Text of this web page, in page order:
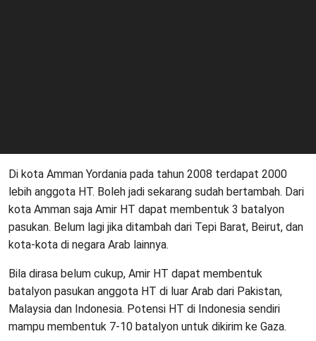
Di kota Amman Yordania pada tahun 2008 terdapat 2000
lebih anggota HT. Boleh jadi sekarang sudah bertambah. Dari
kota Amman saja Amir HT dapat membentuk 3 batalyon
pasukan. Belum lagi jika ditambah dari Tepi Barat, Beirut, dan
kota-kota di negara Arab lainnya.
Bila dirasa belum cukup, Amir HT dapat membentuk
batalyon pasukan anggota HT di luar Arab dari Pakistan,
Malaysia dan Indonesia. Potensi HT di Indonesia sendiri
mampu membentuk 7-10 batalyon untuk dikirim ke Gaza.